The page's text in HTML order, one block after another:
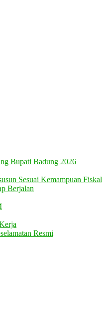
Bupati Badung 2026
Sesuai Kemampuan Fiskal
Berjalan
Resmi